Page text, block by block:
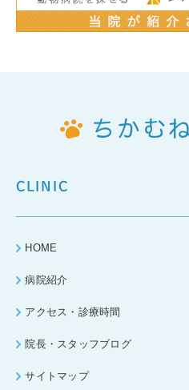
CLINIC
HOME
病院紹介
アクセス・診療時間
院長・スタッフブログ
サイトマップ